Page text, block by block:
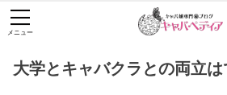
メニュー
大学とキャバクラとの両立は